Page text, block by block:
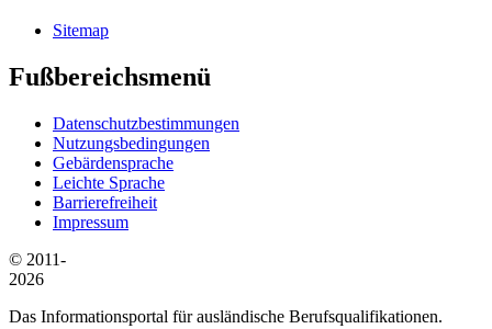
Sitemap
Fußbereichsmenü
Datenschutzbestimmungen
Nutzungsbedingungen
Gebärdensprache
Leichte Sprache
Barrierefreiheit
Impressum
© 2011-
2026
Das Informationsportal für ausländische Berufsqualifikationen.